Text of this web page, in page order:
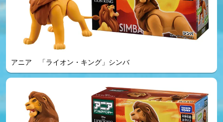
アニア 「ライオン・キング」シンバ